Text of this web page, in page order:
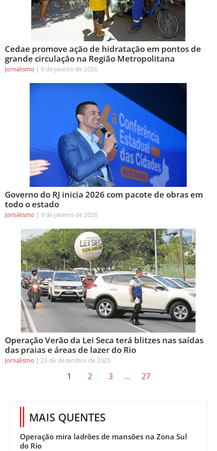
Cedae promove ação de hidratação em pontos de
grande circulação na Região Metropolitana
Jornalismo 9 de janeiro de 2026
Governo do RJ inicia 2026 com pacote de obras em
todo o estado
Jornalismo 9 de janeiro de 2026
Operação Verão da Lei Seca terá blitzes nas saídas
das praias e áreas de lazer do Rio
Jornalismo 23 de dezembro de 2025
1 2 3 … 27
MAIS QUENTES
Operação mira ladrões de mansões na Zona Sul
do Rio